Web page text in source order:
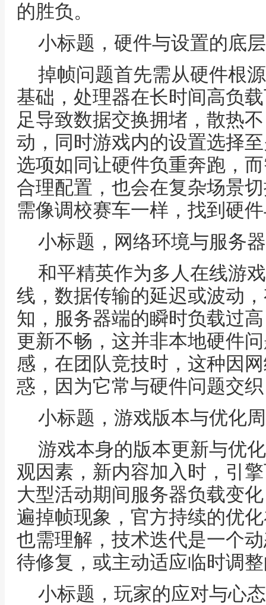
的胜负。
小标题，硬件与设置的底
掉帧问题首先需从硬件根
基础，处理器在长时间高负
足导致数据交换拥堵，散热
动，同时游戏内的设置选择
选项如同让硬件负重奔跑，
合理配置，也会在复杂场景
需像调校赛车一样，找到硬
小标题，网络环境与服务
和平精英作为多人在线游
线，数据传输的延迟或波动
知，服务器端的瞬时负载过
更新不畅，这并非本地硬件
感，在团队竞技时，这种因
惑，因为它常与硬件问题交
小标题，游戏版本与优化
游戏本身的版本更新与优
观因素，新内容加入时，引
大型活动期间服务器负载变
遍掉帧现象，官方持续的优
也需理解，技术迭代是一个
待修复，或主动适应临时调
小标题，玩家的应对与心